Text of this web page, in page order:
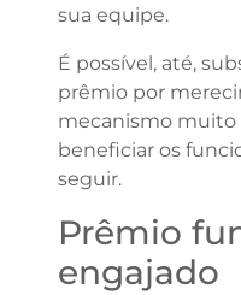
sua equipe.
É possível, até,
prêmio por
mecanismo muito
beneficiar os
seguir.
Prêmio
engajado